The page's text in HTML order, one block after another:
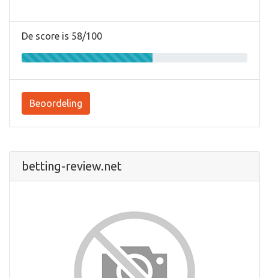
De score is 58/100
Beoordeling
betting-review.net